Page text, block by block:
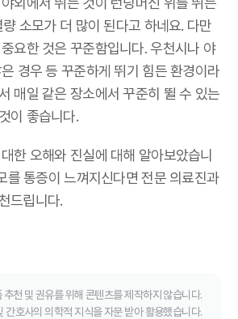
소모가 더 많이 된다고 하네요. 다만
요한 것은 꾸준함입니다. 우천시나 야
경우 등 꾸준하게 뛰기 힘든 환경이라
매일 같은 장소에서 꾸준히 뛸 수 있는
이 좋습니다.
한 오해와 진실에 대해 알아보았습니
를 통증이 느껴지신다면 전문 의료진과
드립니다.
천 및 권유를 위해 콘텐츠를 제작하지 않습니다.
간호사의 의학적 지식을 자문 받아 활용했습니다.